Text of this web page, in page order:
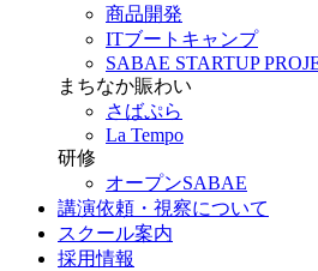
商品開発
ITブートキャンプ
SABAE STARTUP
まちなか賑わい
さばぷら
La Tempo
研修
オープンSABAE
講演依頼・視察について
スクール案内
採用情報